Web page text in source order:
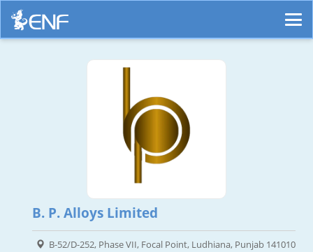
B. P. Alloys Limited
B-52/D-252, Phase VII, Focal Point, Ludhiana, Punjab 141010